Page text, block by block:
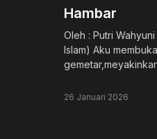
Hambar
Oleh : Putri
Islam) Aku
26 Januari 2026